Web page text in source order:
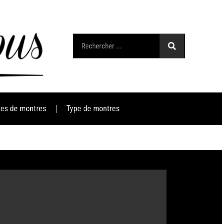
de montres Type de montres